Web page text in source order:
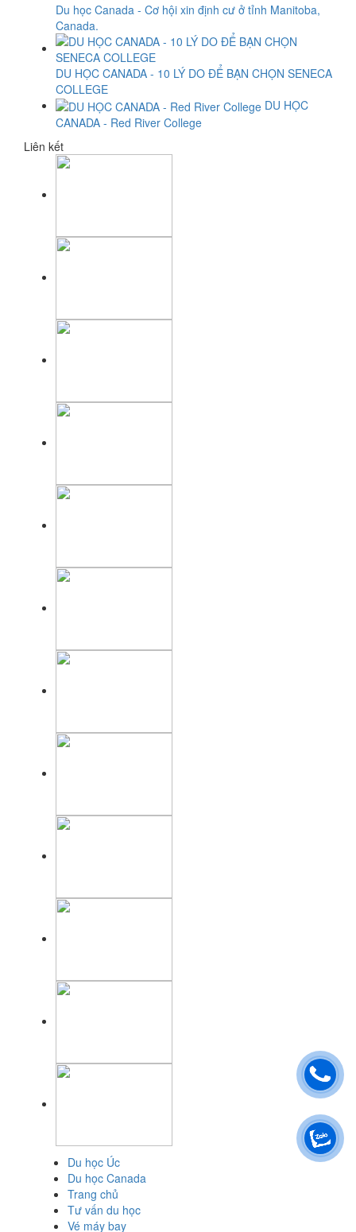
Du học Canada - Cơ hội xin định cư ở tỉnh Manitoba,
Canada.
DU HỌC CANADA - 10 LÝ DO ĐỂ BẠN CHỌN SENECA
COLLEGE
DU HỌC
CANADA - Red River College
Liên kết
Du học Úc
Du học Canada
Trang chủ
Tư vấn du học
Vé máy bay